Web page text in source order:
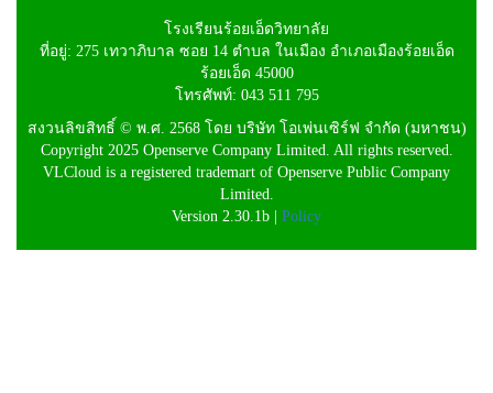
โรงเรียนร้อยเอ็ดวิทยาลัย
ที่อยู่: 275 เทวาภิบาล ซอย 14 ตำบล ในเมือง อำเภอเมืองร้อยเอ็ด
ร้อยเอ็ด 45000
โทรศัพท์: 043 511 795
สงวนลิขสิทธิ์ © พ.ศ. 2568 โดย บริษัท โอเพ่นเซิร์ฟ จำกัด (มหาชน)
Copyright 2025 Openserve Company Limited. All rights reserved.
VLCloud is a registered trademart of Openserve Public Company
Limited.
Version 2.30.1b | Policy